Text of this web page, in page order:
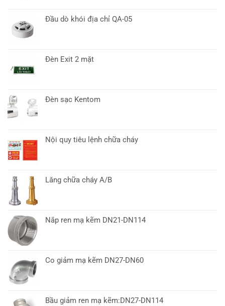
Đầu dò khói địa chỉ QA-05
Đèn Exit 2 mặt
Đèn sạc Kentom
Nội quy tiêu lệnh chữa cháy
Lăng chữa cháy A/B
Nắp ren mạ kẽm DN21-DN114
Co giảm mạ kẽm DN27-DN60
Bầu giảm ren mạ kẽm:DN27-DN114